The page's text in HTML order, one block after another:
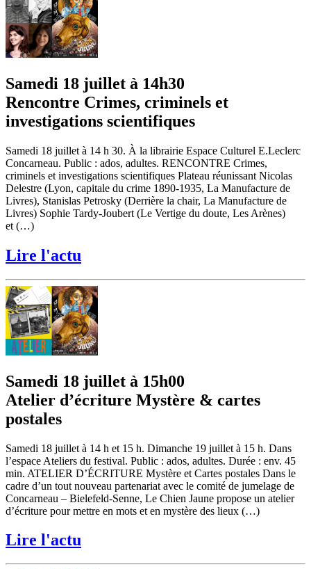
Samedi 18 juillet à 14h30
Rencontre Crimes, criminels et
investigations scientifiques
Samedi 18 juillet à 14 h 30. À la librairie Espace Culturel E.Leclerc
Concarneau. Public : ados, adultes. RENCONTRE Crimes,
criminels et investigations scientifiques Plateau réunissant Nicolas
Delestre (Lyon, capitale du crime 1890-1935, La Manufacture de
Livres), Stanislas Petrosky (Derrière la chair, La Manufacture de
Livres) Sophie Tardy-Joubert (Le Vertige du doute, Les Arènes)
et (…)
Lire l'actu
Samedi 18 juillet à 15h00
Atelier d’écriture Mystère & cartes
postales
Samedi 18 juillet à 14 h et 15 h. Dimanche 19 juillet à 15 h. Dans
l’espace Ateliers du festival. Public : ados, adultes. Durée : env. 45
min. ATELIER D’ÉCRITURE Mystère et Cartes postales Dans le
cadre d’un tout nouveau partenariat avec le comité de jumelage de
Concarneau – Bielefeld-Senne, Le Chien Jaune propose un atelier
d’écriture pour mettre en mots et en mystère des lieux (…)
Lire l'actu